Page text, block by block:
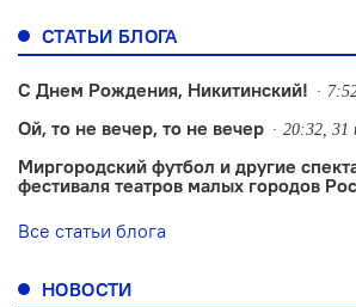
СТАТЬИ БЛОГА
С Днем Рождения, Никитинский!
Ой, то не вечер, то не вечер 20:32, 31
Миргородский футбол и другие
фестиваля театров малых городов
Все статьи блога
НОВОСТИ